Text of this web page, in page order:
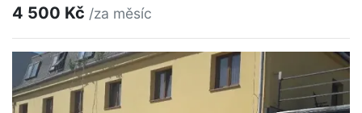
4 500 Kč /za měsíc